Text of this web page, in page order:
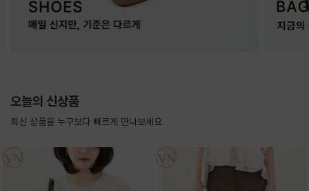
오늘의 신상품
최신 상품을 누구보다 빠르게 만나보세요